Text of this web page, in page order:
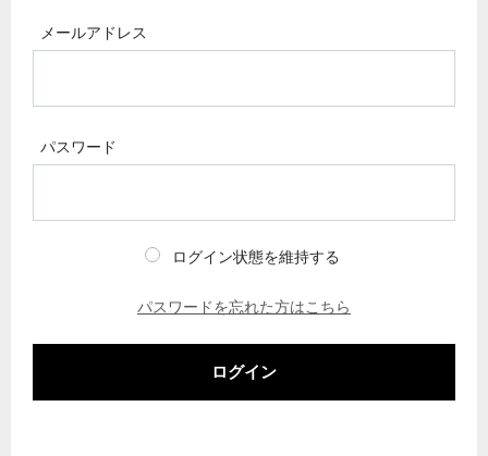
メールアドレス
パスワード
ログイン状態を維持する
パスワードを忘れた方はこちら
ログイン